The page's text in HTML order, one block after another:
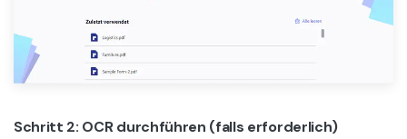
Schritt 2: OCR durchführen (falls erforderlich)